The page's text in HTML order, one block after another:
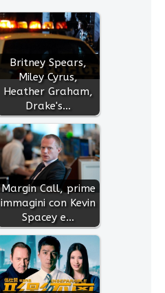
Britney Spears,
Miley Cyrus,
Heather Graham,
Drake's…
Margin Call, prime
immagini con Kevin
Spacey e…